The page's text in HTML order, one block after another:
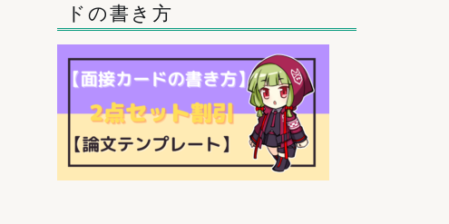
ドの書き方